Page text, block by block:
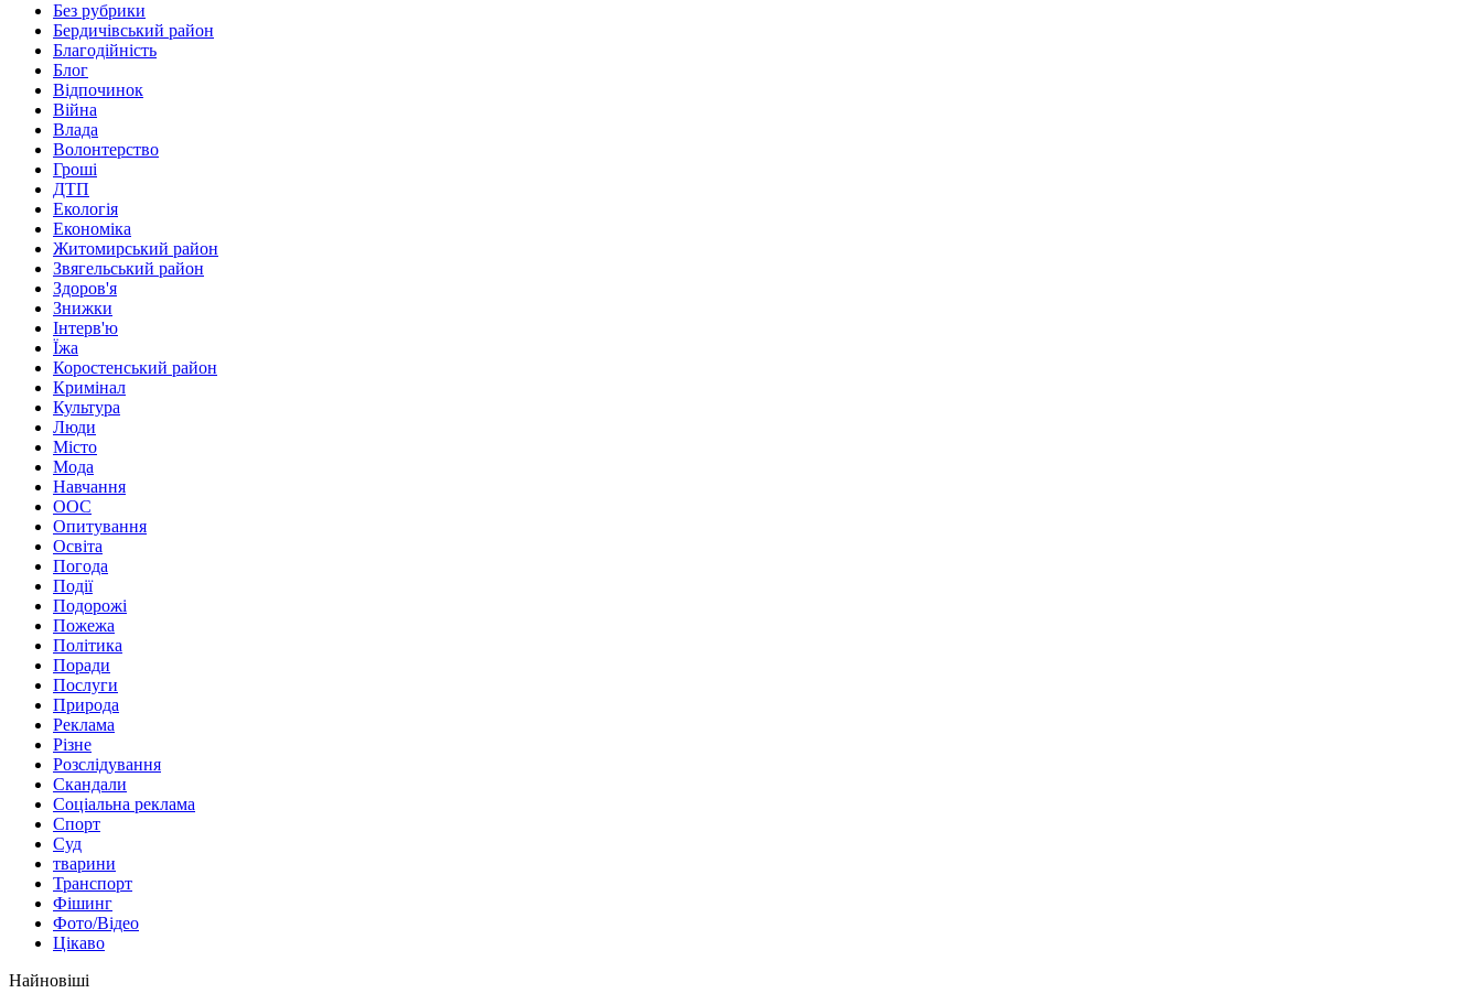
Без рубрики
Бердичівський район
Благодійність
Блог
Відпочинок
Війна
Влада
Волонтерство
Гроші
ДТП
Екологія
Економіка
Житомирський район
Звягельський район
Здоров'я
Знижки
Інтерв'ю
Їжа
Коростенський район
Кримінал
Культура
Люди
Місто
Мода
Навчання
ООС
Опитування
Освіта
Погода
Події
Подорожі
Пожежа
Політика
Поради
Послуги
Природа
Реклама
Різне
Розслідування
Скандали
Соціальна реклама
Спорт
Суд
тварини
Транспорт
Фішинг
Фото/Відео
Цікаво
Найновіші